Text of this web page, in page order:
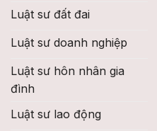
Luật sư đất đai
Luật sư doanh nghiệp
Luật sư hôn nhân gia
đình
Luật sư lao động